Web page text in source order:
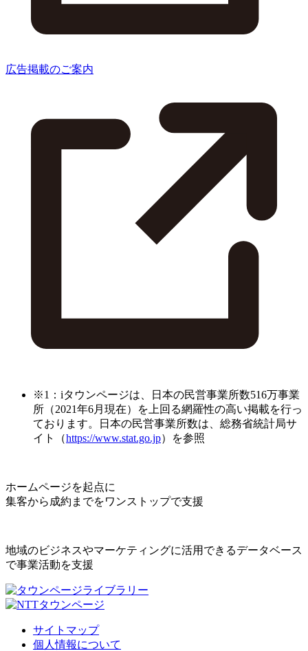
広告掲載のご案内
※1：iタウンページは、日本の民営事業所数516万事業
所（2021年6月現在）を上回る網羅性の高い掲載を行っ
ております。日本の民営事業所数は、総務省統計局サ
イト（https://www.stat.go.jp）を参照
ホームページを起点に
集客から成約までをワンストップで支援
地域のビジネスやマーケティングに活用できるデータベース
で事業活動を支援
サイトマップ
個人情報について